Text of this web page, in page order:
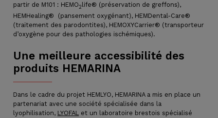
partir de M101 : HEMO2life® (préservation de greffons),
HEMHealing® (pansement oxygénant), HEMDental-Care®
(traitement des parodontites), HEMOXYCarrier® (transporteur
d’oxygène pour des pathologies ischémiques).
Une meilleure accessibilité des
produits HEMARINA
Dans le cadre du projet HEMLYO, HEMARINA a mis en place un
partenariat avec une société spécialisée dans la
lyophilisation, LYOFAL et un laboratoire brestois spécialisé